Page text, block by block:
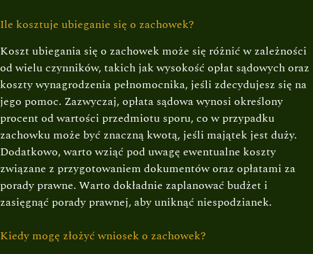
Ile kosztuje ubieganie się o zachowek?
Koszt ubiegania się o zachowek może się różnić w zależności
od wielu czynników, takich jak wysokość opłat sądowych oraz
koszty wynagrodzenia pełnomocnika, jeśli zdecydujesz się na
jego pomoc. Zazwyczaj, opłata sądowa wynosi określony
procent od wartości przedmiotu sporu, co w przypadku
zachowku może być znaczną kwotą, jeśli majątek jest duży.
Dodatkowo, warto wziąć pod uwagę ewentualne koszty
związane z przygotowaniem dokumentów oraz opłatami za
porady prawne. Warto dokładnie zaplanować budżet i
zasięgnąć porady prawnej, aby uniknąć niespodzianek.
Kiedy mogę złożyć wniosek o zachowek?